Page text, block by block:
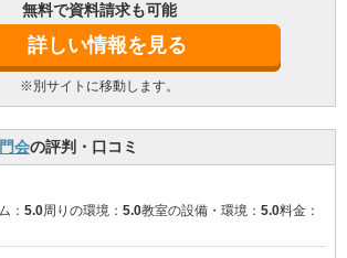
無料で資料請求も可能
詳しい情報を見る
※別サイトに移動します。
会の評判・口コミ
： 5.0周りの環境： 5.0教室の設備・環境： 5.0料金：